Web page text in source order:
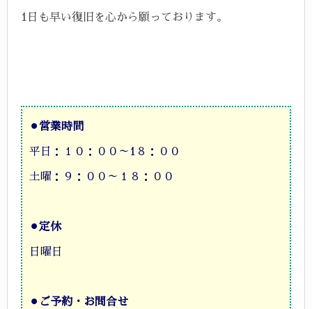
1日も早い復旧を心から願っております。
⚫︎営業時間
平日：１０：００～1８：００
土曜：９：００～１８：００
⚫︎定休
日曜日
⚫︎ ご予約・お問合せ